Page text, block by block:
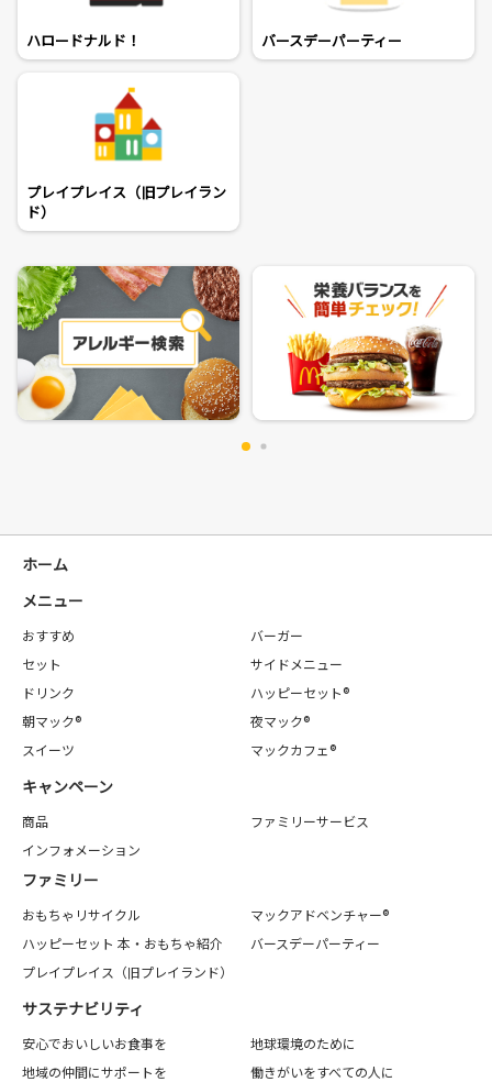
ハロードナルド！ バースデーパーティー
プレイプレイス（旧プレイラン
ド）
ホーム
メニュー
おすすめ
バーガー
セット
サイドメニュー
ドリンク
ハッピーセット®
朝マック®
夜マック®
スイーツ
マックカフェ®
キャンペーン
商品
ファミリーサービス
インフォメーション
ファミリー
おもちゃリサイクル
マックアドベンチャー®
ハッピーセット 本・おもちゃ紹介
バースデーパーティー
プレイプレイス（旧プレイランド）
サステナビリティ
安心でおいしいお食事を
地球環境のために
地域の仲間にサポートを
働きがいをすべての人に